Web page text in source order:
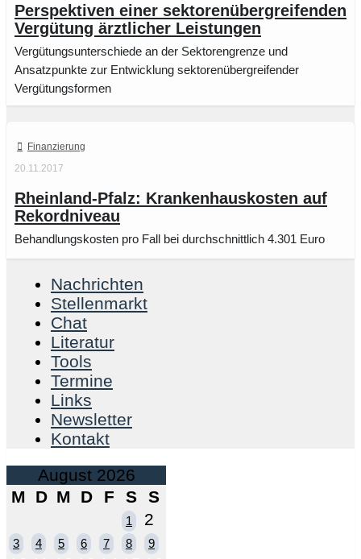
Perspektiven einer sektorenübergreifenden
Vergütung ärztlicher Leistungen
Vergütungsunterschiede an der Sektorengrenze und
Ansatzpunkte zur Entwicklung sektorenübergreifender
Vergütungsformen
Finanzierung
20.11.2017
Rheinland-Pfalz: Krankenhauskosten auf
Rekordniveau
Behandlungskosten pro Fall bei durchschnittlich 4.301 Euro
Nachrichten
Stellenmarkt
Chat
Literatur
Tools
Termine
Links
Newsletter
Kontakt
August 2026
M
D M D F S S
1 2
3 4 5 6 7 8 9